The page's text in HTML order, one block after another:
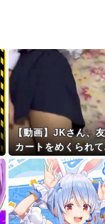
【動画】JKさん、
カートをめくられ
丸見えになってし
ｗwｗｗｗｗｗｗ